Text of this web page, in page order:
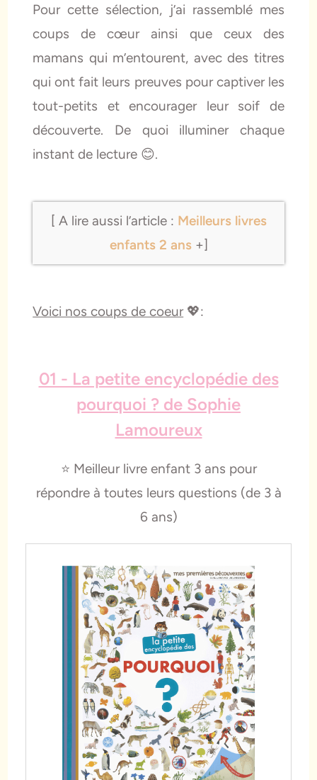
Pour cette sélection, j’ai rassemblé mes
coups de cœur ainsi que ceux des
mamans qui m’entourent, avec des titres
qui ont fait leurs preuves pour captiver les
tout-petits et encourager leur soif de
découverte. De quoi illuminer chaque
instant de lecture 😊.
[ A lire aussi l’article : Meilleurs livres
enfants 2 ans+]
Voici nos coups de coeur💖:
01 - La petite encyclopédie des
pourquoi ? de Sophie
Lamoureux
⭐️ Meilleur livre enfant 3 ans pour
répondre à toutes leurs questions (de 3 à
6 ans)